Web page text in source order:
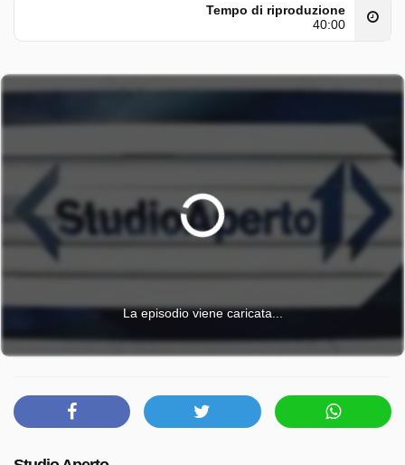
Tempo di riproduzione
40:00
La episodio viene caricata...